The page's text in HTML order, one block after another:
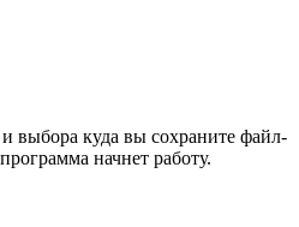
выбора куда вы сохраните файл-
начнет работу.